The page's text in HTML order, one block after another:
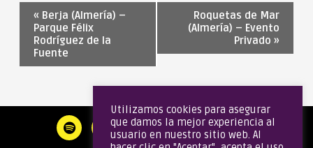
« Berja (Almería) –
Parque Félix
Rodríguez de la
Fuente
Roquetas de Mar
(Almería) – Evento
Privado»
Utilizamos cookies para asegurar
que damos la mejor experiencia al
usuario en nuestro sitio web. Al